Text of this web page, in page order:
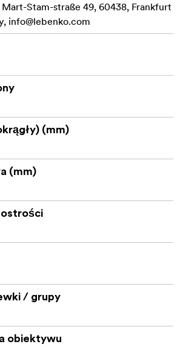
9 elements in 8 groups (1 HR, 3 ED)
construction for confidence in
updates
F1.8 P FE lens
like these adapted for a specific
social media, press release).
Mart-Stam-straße 49, 60438, Frankfurt
info@lebenko.com
(mm)
(mm)
ostrości
/ grupy
obiektywu